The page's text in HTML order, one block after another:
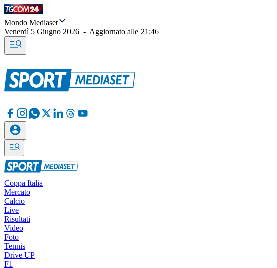
Mondo Mediaset
Venerdì 5 Giugno 2026 - Aggiornato alle 21:46
Coppa Italia
Mercato
Calcio
Live
Risultati
Video
Foto
Tennis
Drive UP
F1